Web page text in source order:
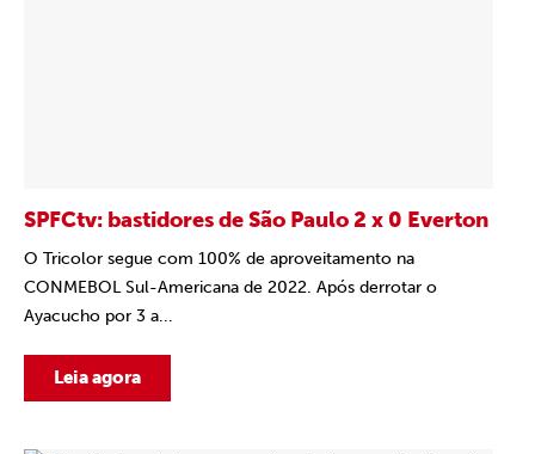
SPFCtv: bastidores de São Paulo 2 x 0 Everton
O Tricolor segue com 100% de aproveitamento na
CONMEBOL Sul-Americana de 2022. Após derrotar o
Ayacucho por 3 a...
Leia agora